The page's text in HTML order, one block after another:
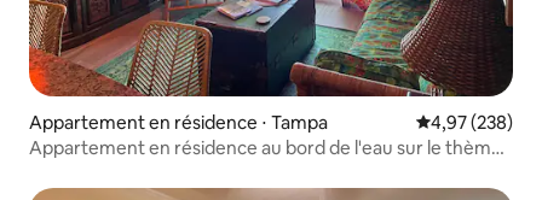
Appartement en résidence ⋅ Tampa Évaluation
4,97 (238)
Appartement en résidence au bord de l'eau sur le thème